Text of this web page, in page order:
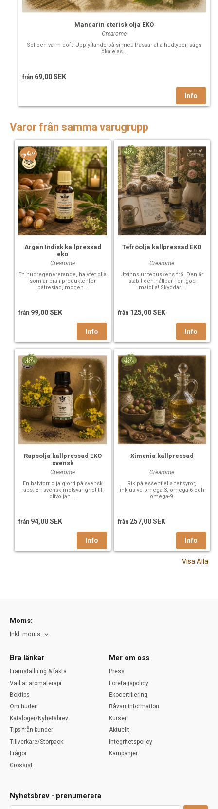
Mandarin eterisk olja EKO
Crearome
Söt och varm doft. Upplyftande på sinnet. Passar alla hudtyper, sägs
öka elas...
från 69,00 SEK
Varor från samma varugrupp
Argan Indisk kallpressad
eko
Crearome
En hudregenererande, halvfet olja
som är bra i produkter för
påfrestad, mogen...
från 99,00 SEK
Tefröolja kallpressad EKO
Crearome
Utvinns ur tebuskens frö. Den är
stabil och hållbar - en god
matolja! Skyddar...
från 125,00 SEK
Rapsolja kallpressad EKO
svensk
Crearome
En halvtorr olja gjord på svensk
raps. En svensk motsvarighet till
olivoljan ...
från 94,00 SEK
Ximenia kallpressad
Crearome
Rik på essentiella fettsyror,
inklusive omega-3, omega-6 och
omega-9.
från 257,00 SEK
Visa Alla
Moms:
Inkl. moms
Bra länkar
Framställning & fakta
Vad är aromaterapi
Boktips
Om huden
Kataloger/Nyhetsbrev
Tips från kunder
Tillverkare/Storpack
Frågor
Grossist
Mer om oss
Press
Företagspolicy
Ekocertifiering
Råvaruinformation
Kurser
Aktuellt
Integritetspolicy
Kampanjer
Nyhetsbrev - prenumerera